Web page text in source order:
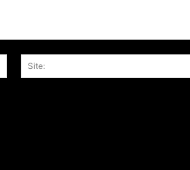
Email:*